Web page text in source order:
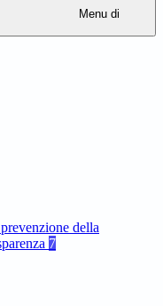
Menu di
della
7